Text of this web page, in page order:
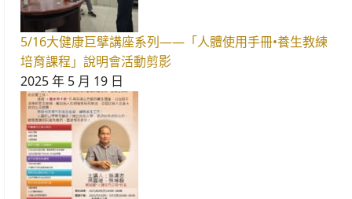
5/16大健康巨擘講座系列——「人體使用手冊•養生教練
培育課程」說明會活動剪影
2025 年 5 月 19 日